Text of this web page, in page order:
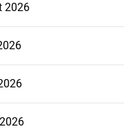
2026